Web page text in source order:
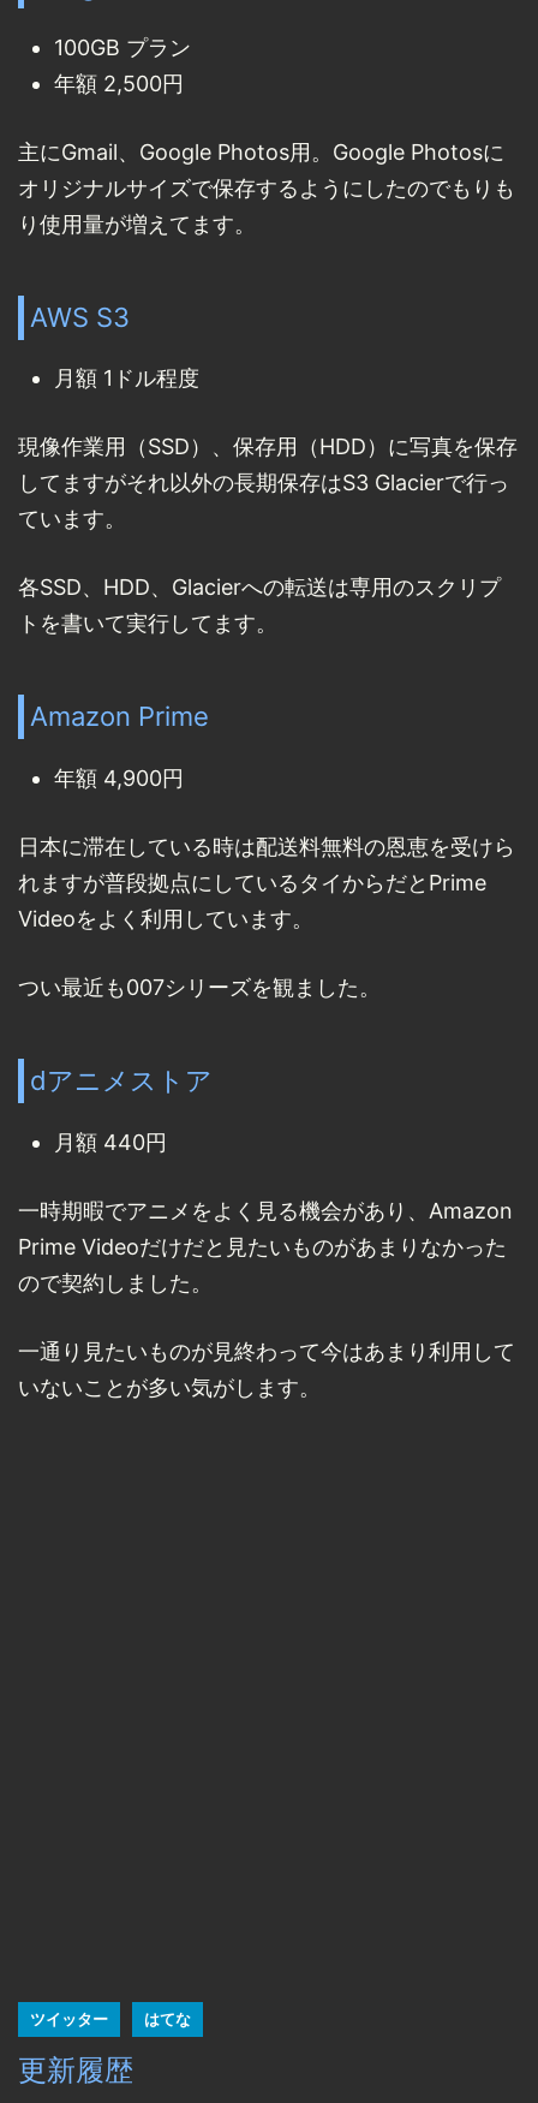
100GB プラン
年額 2,500円
主にGmail、Google Photos用。Google Photosに
オリジナルサイズで保存するようにしたのでもりも
り使用量が増えてます。
AWS S3
月額 1ドル程度
現像作業用（SSD）、保存用（HDD）に写真を保存
してますがそれ以外の長期保存はS3 Glacierで行っ
ています。
各SSD、HDD、Glacierへの転送は専用のスクリプ
トを書いて実行してます。
Amazon Prime
年額 4,900円
日本に滞在している時は配送料無料の恩恵を受けら
れますが普段拠点にしているタイからだとPrime
Videoをよく利用しています。
つい最近も007シリーズを観ました。
dアニメストア
月額 440円
一時期暇でアニメをよく見る機会があり、Amazon
Prime Videoだけだと見たいものがあまりなかった
ので契約しました。
一通り見たいものが見終わって今はあまり利用して
いないことが多い気がします。
ツイッター はてな
更新履歴